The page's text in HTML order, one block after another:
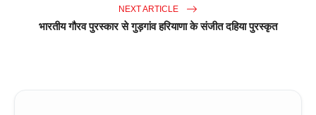
NEXT ARTICLE
भारतीय गौरव पुरस्कार से गुड़गांव हरियाणा के संजीत दहिया पुरस्कृत